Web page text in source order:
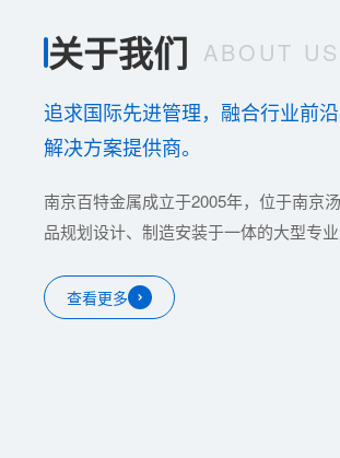
关于我们 ABOUT US
追求国际先进管理，融合行业前
解决方案提供商。
南京百特金属成立于2005年，位于南京
品规划设计、制造安装于一体的大型专业
查看更多